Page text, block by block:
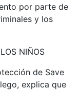
por parte de
y los
NIÑOS
de Save
explica que